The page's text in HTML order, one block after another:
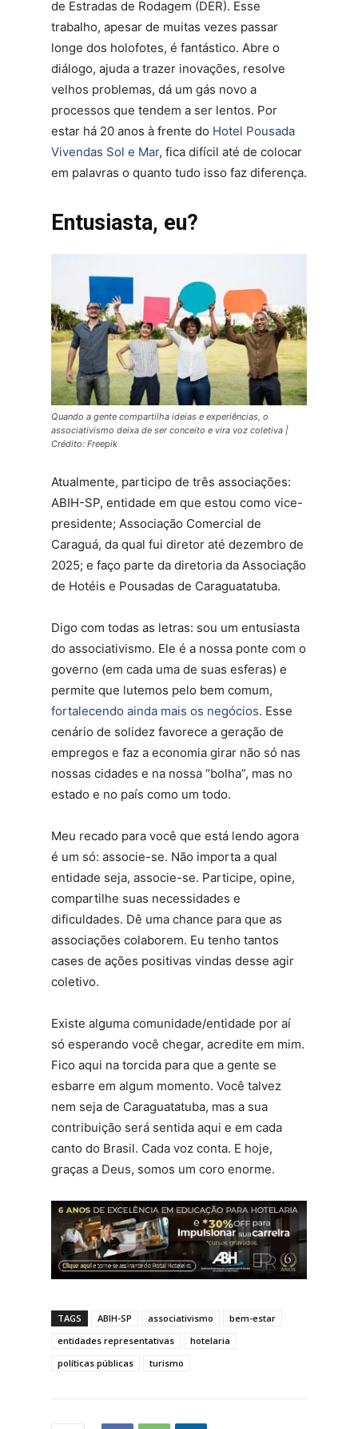
de Estradas de Rodagem (DER). Esse
trabalho, apesar de muitas vezes passar
longe dos holofotes, é fantástico. Abre o
diálogo, ajuda a trazer inovações, resolve
velhos problemas, dá um gás novo a
processos que tendem a ser lentos. Por
estar há 20 anos à frente do Hotel Pousada
Vivendas Sol e Mar, fica difícil até de colocar
em palavras o quanto tudo isso faz diferença.
Entusiasta, eu?
Quando a gente compartilha ideias e experiências, o
associativismo deixa de ser conceito e vira voz coletiva |
Crédito: Freepik
Atualmente, participo de três associações:
ABIH-SP, entidade em que estou como vice-
presidente; Associação Comercial de
Caraguá, da qual fui diretor até dezembro de
2025; e faço parte da diretoria da Associação
de Hotéis e Pousadas de Caraguatatuba.
Digo com todas as letras: sou um entusiasta
do associativismo. Ele é a nossa ponte com o
governo (em cada uma de suas esferas) e
permite que lutemos pelo bem comum,
fortalecendo ainda mais os negócios. Esse
cenário de solidez favorece a geração de
empregos e faz a economia girar não só nas
nossas cidades e na nossa “bolha”, mas no
estado e no país como um todo.
Meu recado para você que está lendo agora
é um só: associe-se. Não importa a qual
entidade seja, associe-se. Participe, opine,
compartilhe suas necessidades e
dificuldades. Dê uma chance para que as
associações colaborem. Eu tenho tantos
cases de ações positivas vindas desse agir
coletivo.
Existe alguma comunidade/entidade por aí
só esperando você chegar, acredite em mim.
Fico aqui na torcida para que a gente se
esbarre em algum momento. Você talvez
nem seja de Caraguatatuba, mas a sua
contribuição será sentida aqui e em cada
canto do Brasil. Cada voz conta. E hoje,
graças a Deus, somos um coro enorme.
TAGS ABIH-SP associativismo
bem-estar
entidades representativas
hotelaria
políticas públicas
turismo